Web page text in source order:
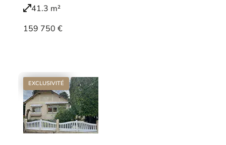
41.3 m²
159 750 €
EXCLUSIVITÉ